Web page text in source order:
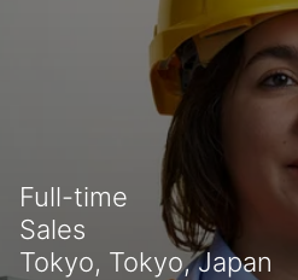
Full-time
Sales
Tokyo, Tokyo, Japan